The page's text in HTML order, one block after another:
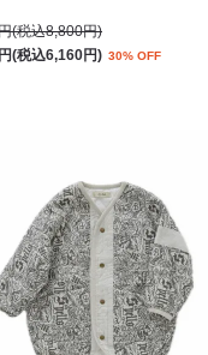
(税込8,800円)
(税込6,160円) 30% OFF